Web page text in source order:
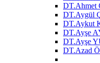
DT.Ahmet
DT.Aygül
DT.Aykut
DT.Ayşe
DT.Ayşe
DT.Azad